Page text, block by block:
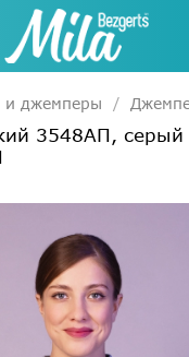
и джемперы
3548АП, серый